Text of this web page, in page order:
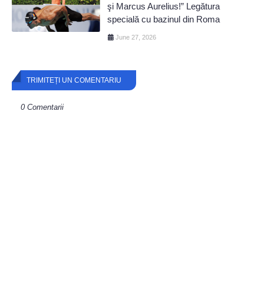
şi Marcus Aurelius!” Legătura
specială cu bazinul din Roma
June 27, 2026
TRIMITEȚI UN COMENTARIU
0 Comentarii